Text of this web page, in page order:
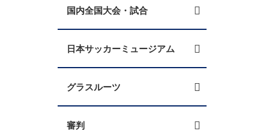
国内全国大会・試合
日本サッカーミュージアム
グラスルーツ
審判